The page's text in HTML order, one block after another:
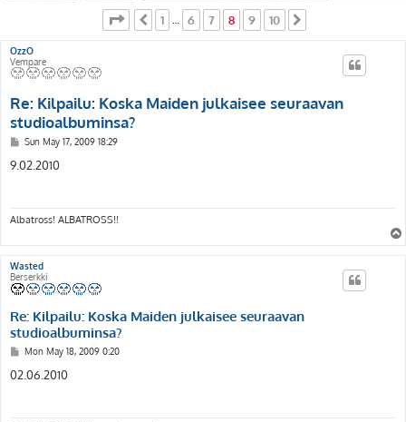
Page 8of 10
Previous
1 6 7 8 9 10
OzzO
Vempare
Re: Kilpailu: Koska Maiden julkaisee seuraavan
studioalbuminsa?
P
s
t
Sun May 17, 2009 18:29
9.02.2010
Albatross! ALBATROSS!!
Wasted
Berserkki
Re: Kilpailu: Koska Maiden julkaisee seuraavan
studioalbuminsa?
P
s
t
Mon May 18, 2009 0:20
02.06.2010